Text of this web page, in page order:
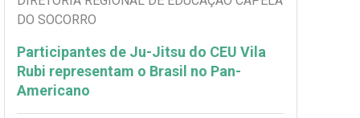
DO SOCORRO
Participantes de Ju-Jitsu do CEU Vila
Rubi representam o Brasil no Pan-
Americano